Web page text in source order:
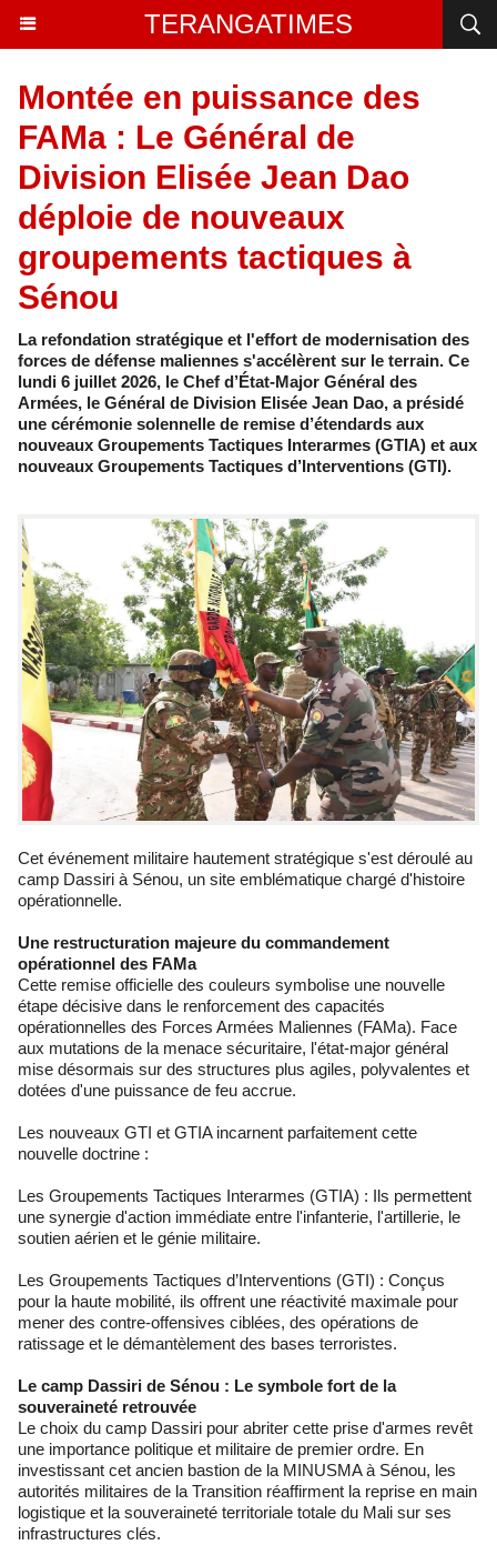
TERANGATIMES
Montée en puissance des
FAMa : Le Général de
Division Elisée Jean Dao
déploie de nouveaux
groupements tactiques à
Sénou
La refondation stratégique et l'effort de modernisation des
forces de défense maliennes s'accélèrent sur le terrain. Ce
lundi 6 juillet 2026, le Chef d’État-Major Général des
Armées, le Général de Division Elisée Jean Dao, a présidé
une cérémonie solennelle de remise d’étendards aux
nouveaux Groupements Tactiques Interarmes (GTIA) et aux
nouveaux Groupements Tactiques d’Interventions (GTI).
Cet événement militaire hautement stratégique s'est déroulé au
camp Dassiri à Sénou, un site emblématique chargé d'histoire
opérationnelle.
Une restructuration majeure du commandement
opérationnel des FAMa
Cette remise officielle des couleurs symbolise une nouvelle
étape décisive dans le renforcement des capacités
opérationnelles des Forces Armées Maliennes (FAMa). Face
aux mutations de la menace sécuritaire, l'état-major général
mise désormais sur des structures plus agiles, polyvalentes et
dotées d'une puissance de feu accrue.
Les nouveaux GTI et GTIA incarnent parfaitement cette
nouvelle doctrine :
Les Groupements Tactiques Interarmes (GTIA) : Ils permettent
une synergie d'action immédiate entre l'infanterie, l'artillerie, le
soutien aérien et le génie militaire.
Les Groupements Tactiques d’Interventions (GTI) : Conçus
pour la haute mobilité, ils offrent une réactivité maximale pour
mener des contre-offensives ciblées, des opérations de
ratissage et le démantèlement des bases terroristes.
Le camp Dassiri de Sénou : Le symbole fort de la
souveraineté retrouvée
Le choix du camp Dassiri pour abriter cette prise d'armes revêt
une importance politique et militaire de premier ordre. En
investissant cet ancien bastion de la MINUSMA à Sénou, les
autorités militaires de la Transition réaffirment la reprise en main
logistique et la souveraineté territoriale totale du Mali sur ses
infrastructures clés.